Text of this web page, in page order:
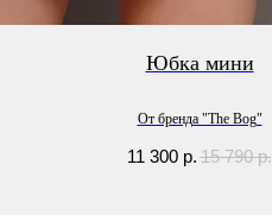
Юбка мини
От бренда "The Bog"
11 300 р. 15 790 р.